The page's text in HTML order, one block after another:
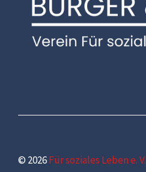
© 2026Für soziales Leben e. V.